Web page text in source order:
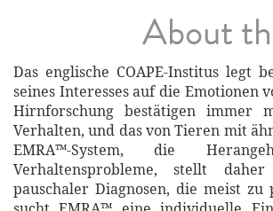
About
Das englische COAPE-Institus legt
seines Interesses auf die Emotionen
Hirnforschung bestätigen immer
Verhalten, und das von Tieren mit
EMRA™-System, die
Verhaltensprobleme, stellt
pauschaler Diagnosen, die meist